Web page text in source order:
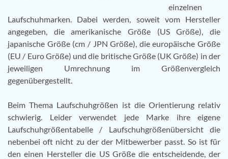
einzelnen
Laufschuhmarken. Dabei werden, soweit vom Hersteller
angegeben, die amerikanische Größe (US Größe), die
japanische Größe (cm / JPN Größe), die europäische Größe
(EU / Euro Größe) und die britische Größe (UK Größe) in der
jeweiligen Umrechnung im Größenvergleich
gegenübergestellt.
Beim Thema Laufschuhgrößen ist die Orientierung relativ
schwierig. Leider verwendet jede Marke ihre eigene
Laufschuhgrößentabelle / Laufschuhgrößenübersicht die
nebenbei oft nicht zu der der Mitbewerber passt. So ist für
den einen Hersteller die US Größe die entscheidende, der